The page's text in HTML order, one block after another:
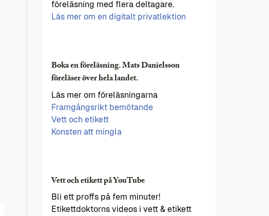
föreläsning med flera deltagare.
Läs mer om en digitalt privatlektion
Boka en föreläsning. Mats Danielsson
föreläser över hela landet.
Läs mer om föreläsningarna
Framgångsrikt bemötande
Vett och etikett
Konsten att mingla
Vett och etikett på YouTube
Bli ett proffs på fem minuter!
Etikettdoktorns videos i vett & etikett